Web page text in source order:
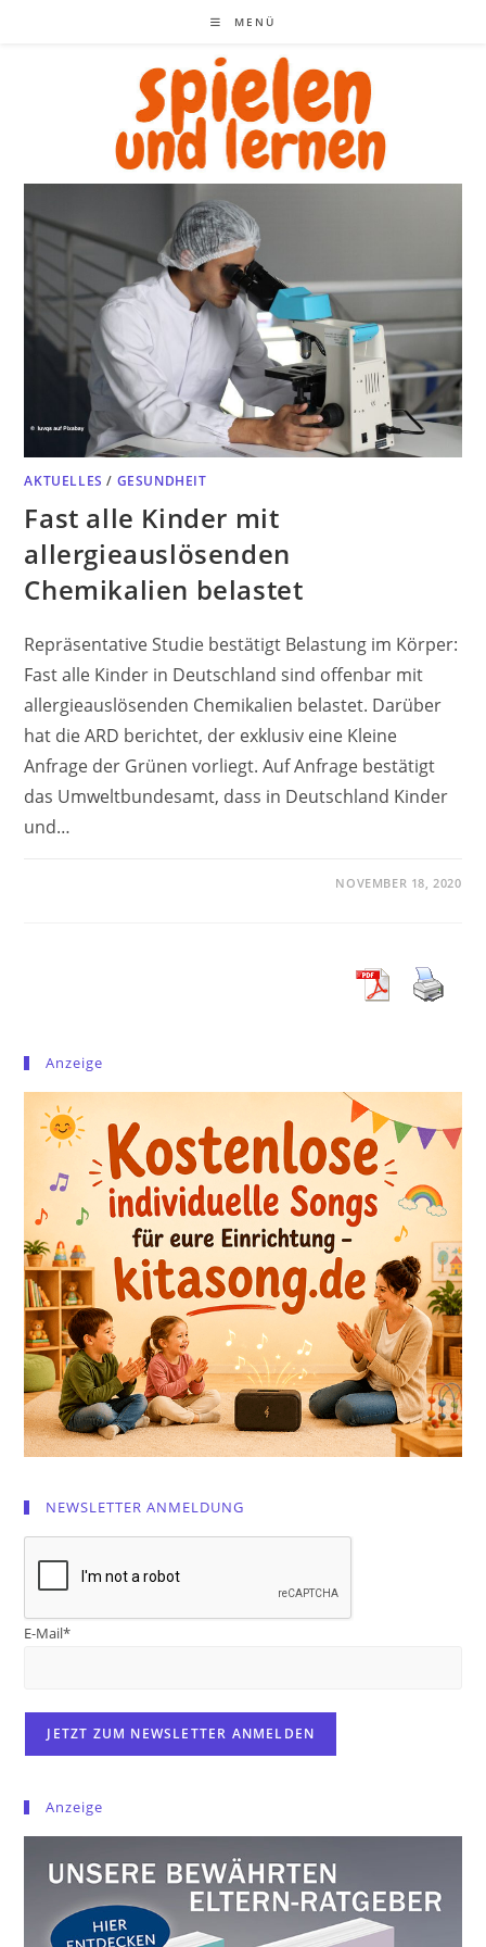
MENÜ
AKTUELLES / GESUNDHEIT
Fast alle Kinder mit
allergieauslösenden
Chemikalien belastet
Repräsentative Studie bestätigt Belastung im Körper:
Fast alle Kinder in Deutschland sind offenbar mit
allergieauslösenden Chemikalien belastet. Darüber
hat die ARD berichtet, der exklusiv eine Kleine
Anfrage der Grünen vorliegt. Auf Anfrage bestätigt
das Umweltbundesamt, dass in Deutschland Kinder
und…
NOVEMBER 18, 2020
Anzeige
NEWSLETTER ANMELDUNG
E-Mail*
Anzeige